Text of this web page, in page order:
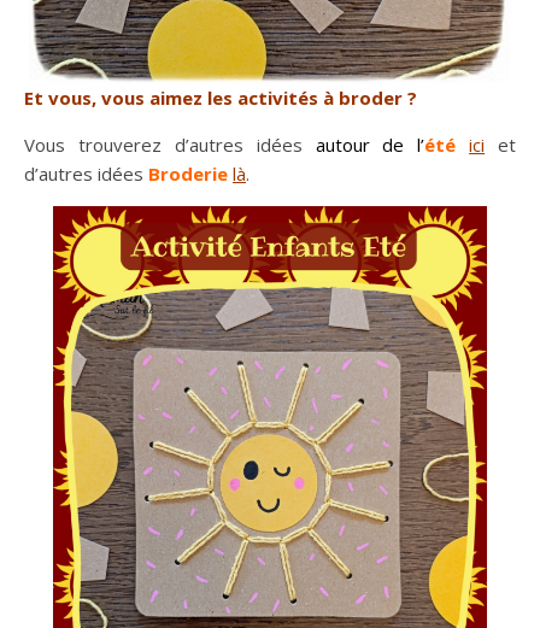
Et vous, vous aimez les activités à broder ?
Vous trouverez d’autres idées autour de l’été ici et
d’autres idées Broderie là.